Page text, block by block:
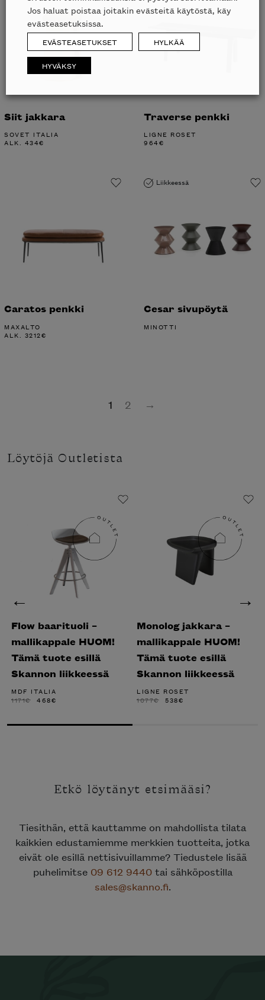
Siit jakkara
SOVET ITALIA
ALK. 434€
Traverse penkki
LIGNE ROSET
964€
Caratos penkki
MAXALTO
ALK. 3212€
Liikkeessä
Cesar sivupöytä
MINOTTI
1 2 →
Löytöjä Outletista
Flow baarituoli –
mallikappale HUOM!
Tämä tuote esillä
Skannon liikkeessä
MDF ITALIA
1171€ ALKUPERÄINEN
1171€.
468€
468€.
Monolog jakkara –
mallikappale HUOM!
Tämä tuote esillä
Skannon liikkeessä
LIGNE ROSET
1077€ ALKUPERÄINEN
538€
Etkö löytänyt etsimääsi?
Tiesithän, että kauttamme on mahdollista tilata
kaikkien edustamiemme merkkien tuotteita, jotka
eivät ole esillä nettisivuillamme? Tiedustele lisää
puhelimitse 09 612 9440tai sähköpostilla
sales@skanno.fi.
Jos haluat poistaa joitakin evästeitä käytöstä, käy
evästeasetuksissa.
EVÄSTEASETUKSET HYLKÄÄ
HYVÄKSY